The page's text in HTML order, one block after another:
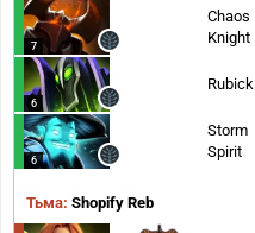
7
Chaos
Knight
6
Rubick
6
Storm
Spirit
Тьма: Shopify Reb